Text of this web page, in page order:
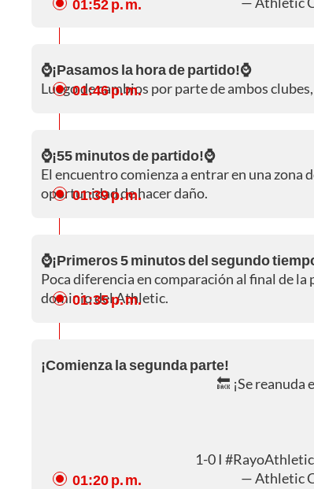
01:52 p. m.
⌚¡Pasamos la hora de partido!⌚
Luego de cambios por parte de ambos
01:46 p. m.
⌚¡55 minutos de partido!⌚
El encuentro comienza a entrar en una zona
oportunidad de hacer daño.
01:39 p. m.
⌚¡Primeros 5 minutos del segundo
Poca diferencia en comparación al final de
dominio del Athletic.
01:35 p. m.
¡Comienza la segunda parte!
🔙 ¡Se
1-0 I #RayoAthletic
— Athletic
01:20 p. m.